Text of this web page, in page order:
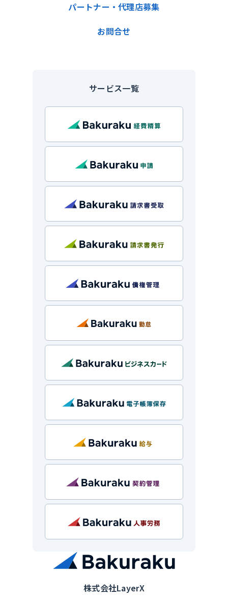
株式会社LayerX
パートナー・代理店募集
お問合せ
サービス一覧